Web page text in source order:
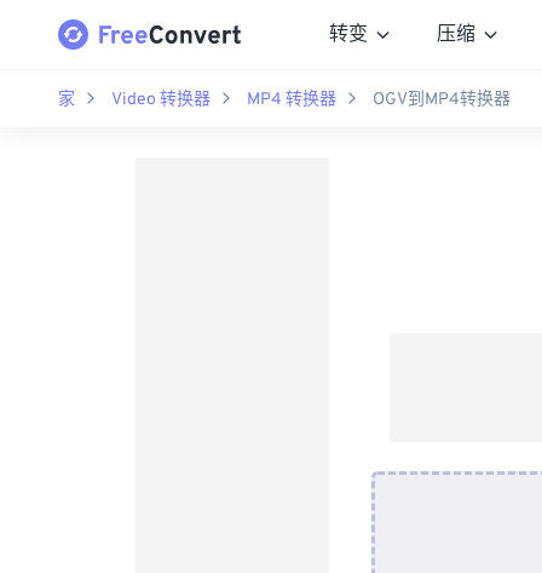
转变 压缩
家 Video 转换器 MP4 转换器 OGV到MP4转换器